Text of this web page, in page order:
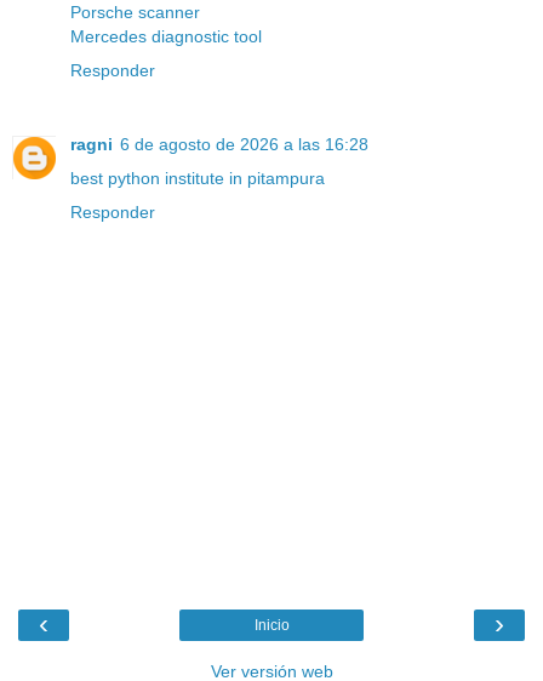
Porsche scanner
Mercedes diagnostic tool
Responder
ragni 6 de agosto de 2026 a las 16:28
best python institute in pitampura
Responder
‹ ›
Inicio
Ver versión web